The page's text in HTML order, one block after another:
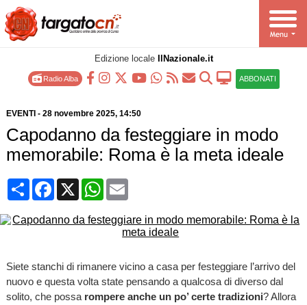
Edizione locale IlNazionale.it
Radio Alba ABBONATI
EVENTI - 28 novembre 2025, 14:50
Capodanno da festeggiare in modo
memorabile: Roma è la meta ideale
CondividiFacebook
X WhatsApp
Email
Siete stanchi di rimanere vicino a casa per festeggiare l’arrivo del
nuovo e questa volta state pensando a qualcosa di diverso dal
solito, che possa rompere anche un po’ certe tradizioni? Allora